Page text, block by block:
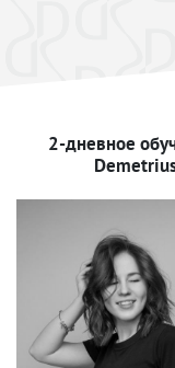
2-дневное